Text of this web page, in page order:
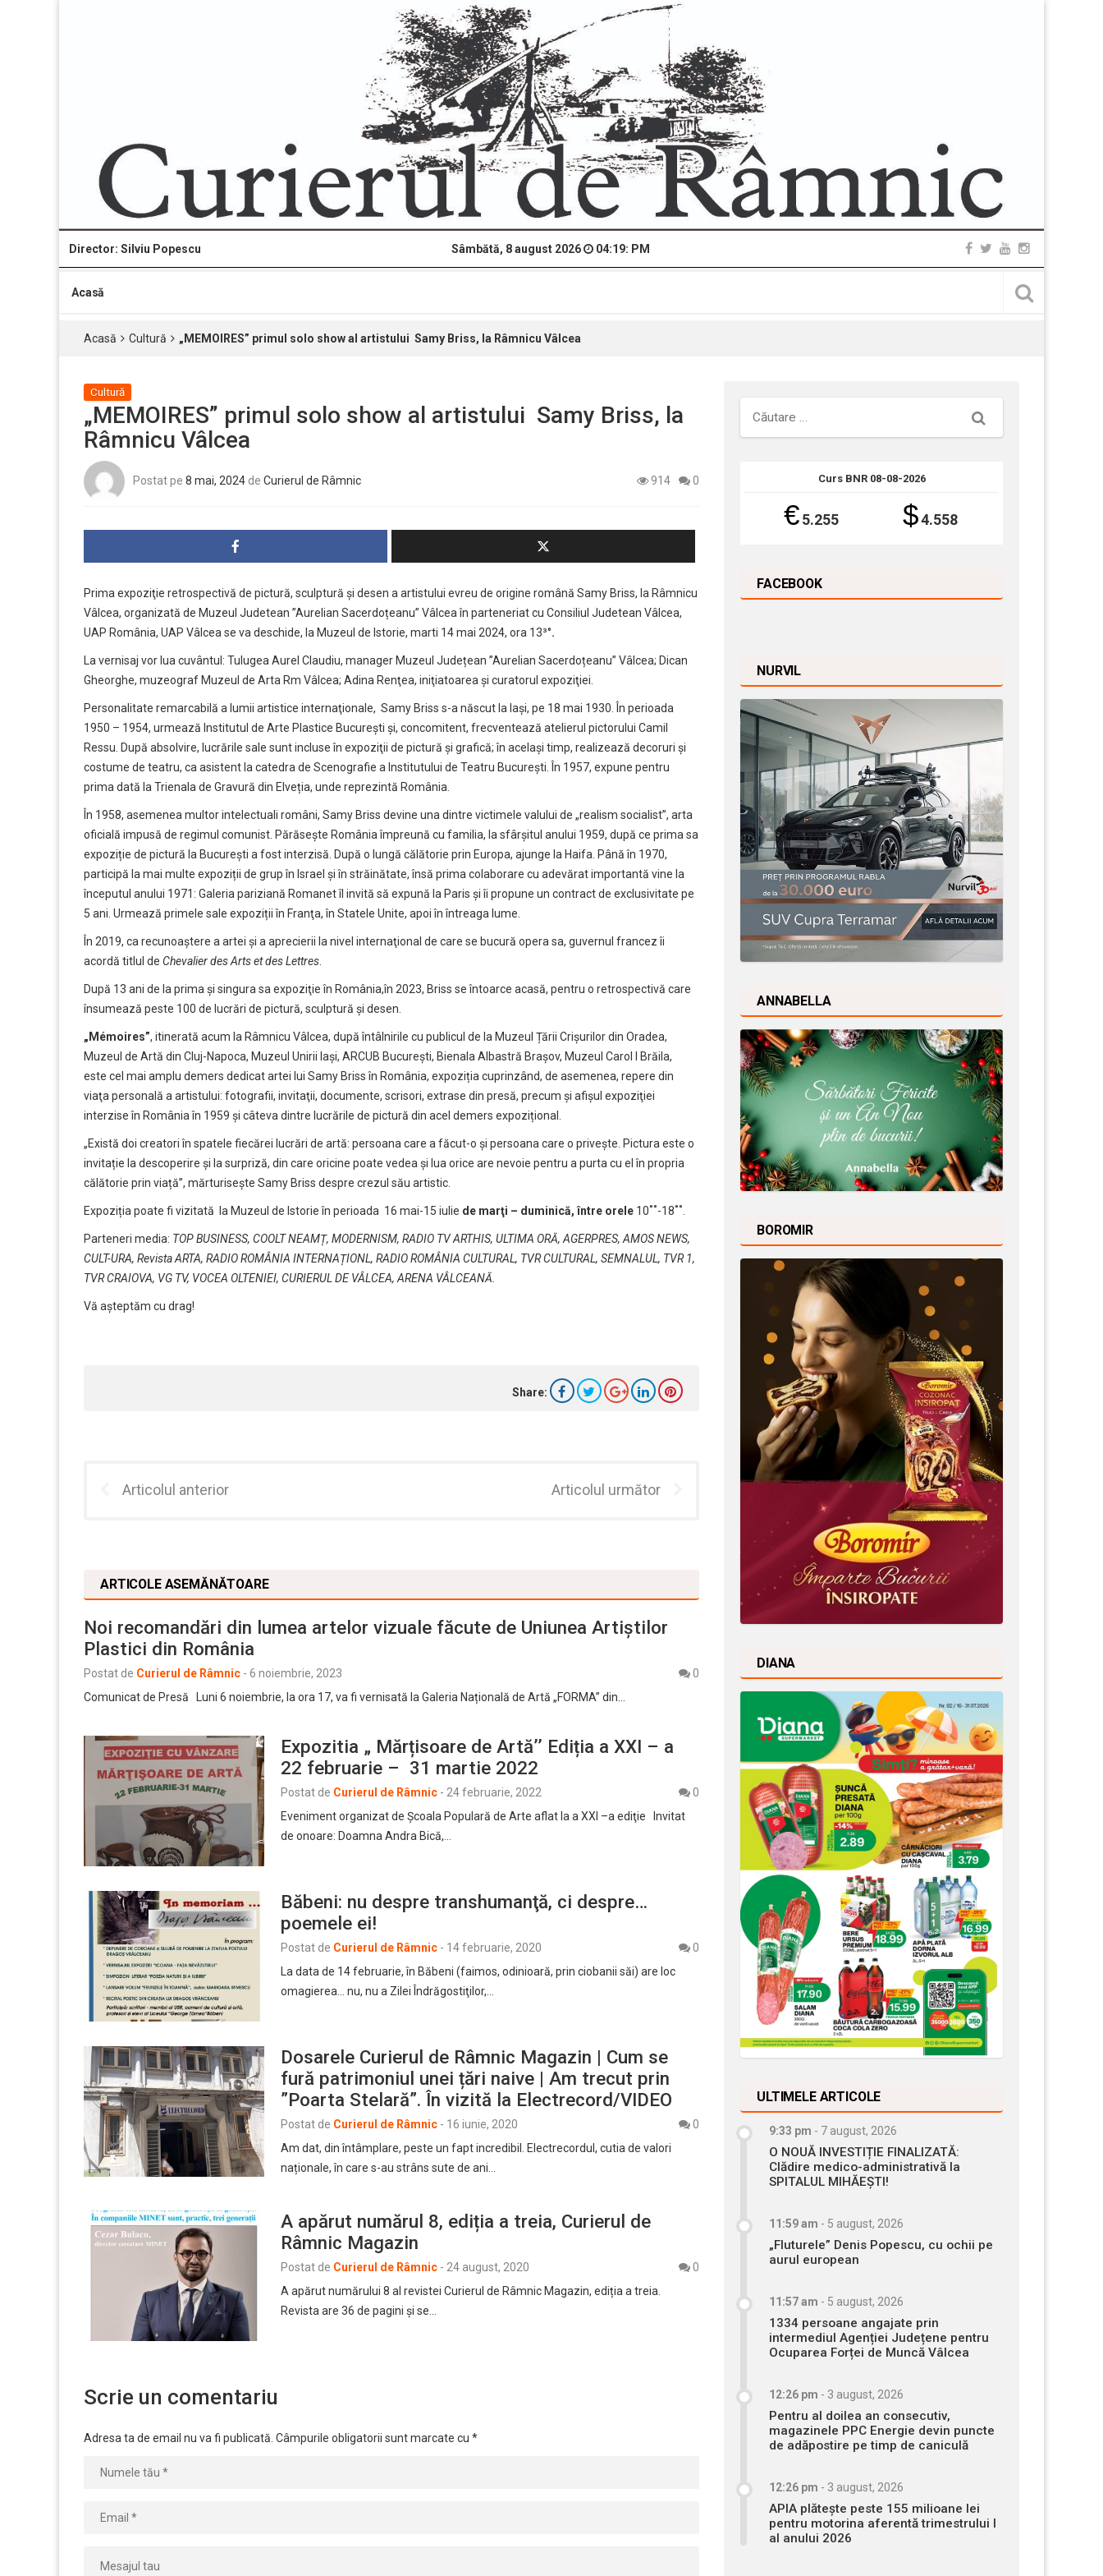
Director: Silviu Popescu Sâmbătă, 8 august 2026 04:19: PM
Acasă
Acasă Cultură „MEMOIRES” primul solo show al artistului Samy Briss, la Râmnicu Vâlcea
Cultură
„MEMOIRES” primul solo show al artistului Samy Briss, la
Râmnicu Vâlcea
Postat pe 8 mai, 2024 de Curierul de Râmnic 914 0
Prima expoziţie retrospectivă de pictură, sculptură şi desen a artistului evreu de origine română Samy Briss, la Râmnicu
Vâlcea, organizată de Muzeul Judetean ”Aurelian Sacerdoțeanu” Vâlcea în parteneriat cu Consiliul Judetean Vâlcea,
UAP România, UAP Vâlcea se va deschide, la Muzeul de Istorie, marti 14 mai 2024, ora 13³°.
La vernisaj vor lua cuvântul: Tulugea Aurel Claudiu, manager Muzeul Județean ”Aurelian Sacerdoțeanu” Vâlcea; Dican
Gheorghe, muzeograf Muzeul de Arta Rm Vâlcea; Adina Renţea, iniţiatoarea şi curatorul expoziţiei.
Personalitate remarcabilă a lumii artistice internaţionale, Samy Briss s-a născut la Iaşi, pe 18 mai 1930. În perioada
1950 – 1954, urmează Institutul de Arte Plastice Bucureşti şi, concomitent, frecventează atelierul pictorului Camil
Ressu. După absolvire, lucrările sale sunt incluse în expoziţii de pictură şi grafică; în același timp, realizează decoruri și
costume de teatru, ca asistent la catedra de Scenografie a Institutului de Teatru București. În 1957, expune pentru
prima dată la Trienala de Gravură din Elveția, unde reprezintă România.
În 1958, asemenea multor intelectuali români, Samy Briss devine una dintre victimele valului de „realism socialist”, arta
oficială impusă de regimul comunist. Părăseşte România împreună cu familia, la sfârşitul anului 1959, după ce prima sa
expoziție de pictură la București a fost interzisă. După o lungă călătorie prin Europa, ajunge la Haifa. Până în 1970,
participă la mai multe expoziții de grup în Israel și în străinătate, însă prima colaborare cu adevărat importantă vine la
începutul anului 1971: Galeria pariziană Romanet îl invită să expună la Paris şi îi propune un contract de exclusivitate pe
5 ani. Urmează primele sale expoziții în Franţa, în Statele Unite, apoi în întreaga lume.
În 2019, ca recunoaştere a artei şi a aprecierii la nivel internaţional de care se bucură opera sa, guvernul francez îi
acordă titlul de Chevalier des Arts et des Lettres
După 13 ani de la prima şi singura sa expoziţie în România,în 2023, Briss se întoarce acasă, pentru o retrospectivă care
însumează peste 100 de lucrări de pictură, sculptură şi desen.
„Mémoires”, itinerată acum la Râmnicu Vâlcea, după întâlnirile cu publicul de la Muzeul Țării Crișurilor din Oradea,
Muzeul de Artă din Cluj-Napoca, Muzeul Unirii Iaşi, ARCUB Bucureşti, Bienala Albastră Braşov, Muzeul Carol I Brăila,
este cel mai amplu demers dedicat artei lui Samy Briss în România, expoziția cuprinzând, de asemenea, repere din
viaţa personală a artistului: fotografii, invitaţii, documente, scrisori, extrase din presă, precum și afişul expoziţiei
interzise în România în 1959 şi câteva dintre lucrările de pictură din acel demers expozițional.
„Există doi creatori în spatele fiecărei lucrări de artă: persoana care a făcut-o și persoana care o privește. Pictura este o
invitație la descoperire și la surpriză, din care oricine poate vedea și lua orice are nevoie pentru a purta cu el în propria
călătorie prin viață”, mărturisește Samy Briss despre crezul său artistic.
Expoziția poate fi vizitată la Muzeul de Istorie în perioada 16 mai-15 iulie de marţi – duminică, între orele 10˚˚-18˚˚.
Parteneri media: TOP BUSINESS, COOLT NEAMȚ, MODERNISM, RADIO TV ARTHIS, ULTIMA ORĂ, AGERPRES, AMOS NEWS,
CULT-URA, Revista ARTA, RADIO ROMÂNIA INTERNAȚIONL, RADIO ROMÂNIA CULTURAL, TVR CULTURAL, SEMNALUL, TVR 1,
TVR CRAIOVA, VG TV, VOCEA OLTENIEI, CURIERUL DE VÂLCEA, ARENA VÂLCEANĂ.
Vă așteptăm cu drag!
Share:
Articolul anterior Articolul următor
ARTICOLE ASEMĂNĂTOARE
Noi recomandări din lumea artelor vizuale făcute de Uniunea Artiștilor
Plastici din România
Postat de Curierul de Râmnic - 6 noiembrie, 2023
0
Comunicat de Presă Luni 6 noiembrie, la ora 17, va fi vernisată la Galeria Națională de Artă „FORMA” din…
Expozitia „ Mărțisoare de Artă’’ Ediția a XXI – a
22 februarie – 31 martie 2022
Postat de Curierul de Râmnic - 24 februarie, 2022
0
Eveniment organizat de Şcoala Populară de Arte aflat la a XXI –a ediţie Invitat
de onoare: Doamna Andra Bică,…
Băbeni: nu despre transhumanţă, ci despre…
poemele ei!
Postat de Curierul de Râmnic - 14 februarie, 2020
0
La data de 14 februarie, în Băbeni (faimos, odinioară, prin ciobanii săi) are loc
omagierea… nu, nu a Zilei Îndrăgostiţilor,…
Dosarele Curierul de Râmnic Magazin | Cum se
fură patrimoniul unei țări naive | Am trecut prin
”Poarta Stelară”. În vizită la Electrecord/VIDEO
Postat de Curierul de Râmnic - 16 iunie, 2020
0
Am dat, din întâmplare, peste un fapt incredibil. Electrecordul, cutia de valori
naționale, în care s-au strâns sute de ani…
A apărut numărul 8, ediția a treia, Curierul de
Râmnic Magazin
Postat de Curierul de Râmnic - 24 august, 2020
0
A apărut numărului 8 al revistei Curierul de Râmnic Magazin, ediția a treia.
Revista are 36 de pagini și se…
Scrie un comentariu
Adresa ta de email nu va fi publicată. Câmpurile obligatorii sunt marcate cu *
Căutare
Curs BNR 08-08-2026
€ 5.255 $4.558
FACEBOOK
NURVIL
ANNABELLA
BOROMIR
DIANA
ULTIMELE ARTICOLE
9:33 pm - 7 august, 2026
O NOUĂ INVESTIȚIE FINALIZATĂ:
Clădire medico-administrativă la
SPITALUL MIHĂEȘTI!
11:59 am - 5 august, 2026
„Fluturele” Denis Popescu, cu ochii pe
aurul european
11:57 am - 5 august, 2026
1334 persoane angajate prin
intermediul Agenției Județene pentru
Ocuparea Forței de Muncă Vâlcea
12:26 pm - 3 august, 2026
Pentru al doilea an consecutiv,
magazinele PPC Energie devin puncte
de adăpostire pe timp de caniculă
12:26 pm - 3 august, 2026
APIA plătește peste 155 milioane lei
pentru motorina aferentă trimestrului I
al anului 2026